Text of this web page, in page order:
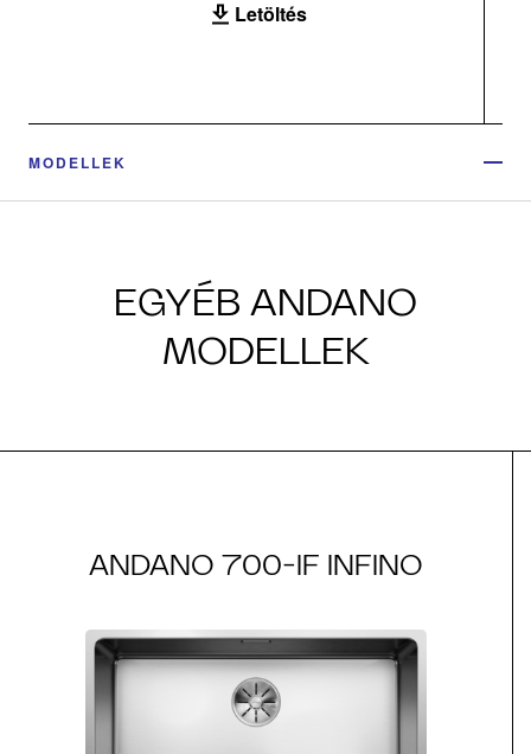
Letöltés
MODELLEK
EGYÉB ANDANO
MODELLEK
ANDANO 700-IF INFINO